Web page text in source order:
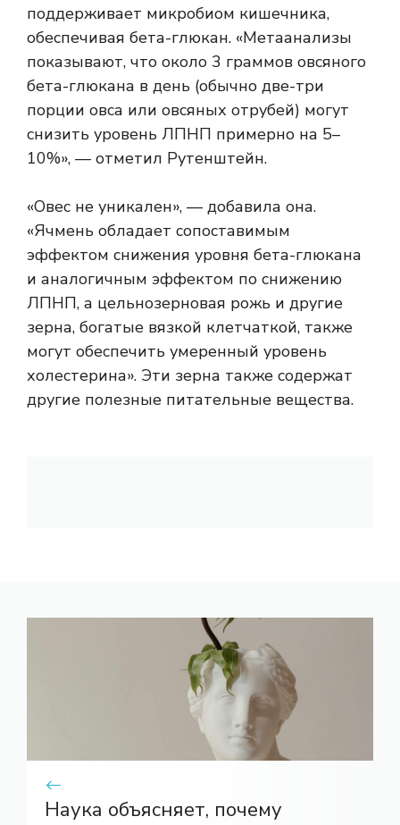
поддерживает микробиом кишечника,
обеспечивая бета-глюкан. «Метаанализы
показывают, что около 3 граммов овсяного
бета-глюкана в день (обычно две-три
порции овса или овсяных отрубей) могут
снизить уровень ЛПНП примерно на 5–
10%», — отметил Рутенштейн.
«Овес не уникален», — добавила она.
«Ячмень обладает сопоставимым
эффектом снижения уровня бета-глюкана
и аналогичным эффектом по снижению
ЛПНП, а цельнозерновая рожь и другие
зерна, богатые вязкой клетчаткой, также
могут обеспечить умеренный уровень
холестерина». Эти зерна также содержат
другие полезные питательные вещества.
Наука объясняет, почему